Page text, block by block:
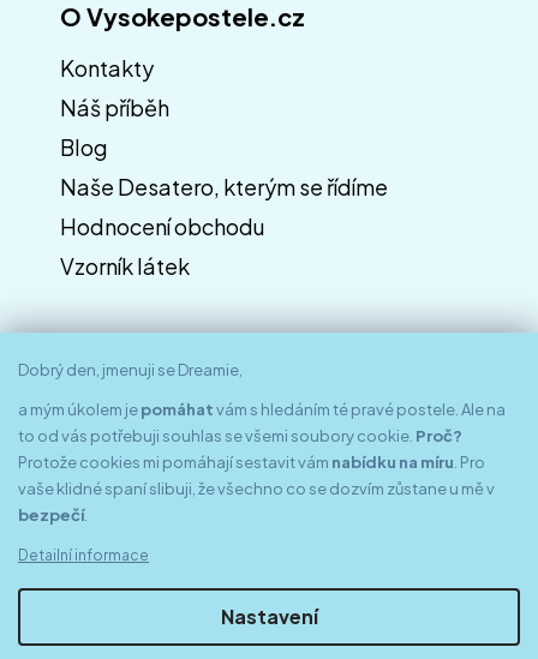
Dobrý den, jmenuji se Dreamie,
a mým úkolem jepomáhatvám s hledáním té pravé postele. Ale na
to od vás potřebuji souhlas se všemi soubory cookie. Proč?
Protože cookies mi pomáhají sestavit vám nabídku na míru . Pro
vaše klidné spaní slibuji, že všechno co se dozvím zůstane u mě v
bezpečí.
Detailní informace
Nastavení
O Vysokepostele.cz
Kontakty
Náš příběh
Blog
Naše Desatero, kterým se řídíme
Hodnocení obchodu
Vzorník látek